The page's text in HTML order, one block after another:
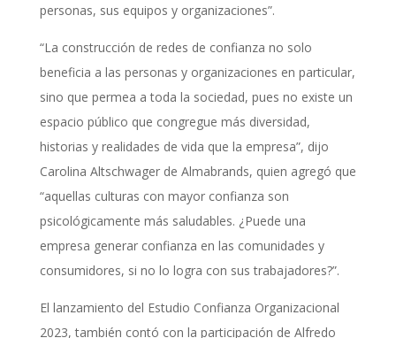
personas, sus equipos y organizaciones”.
“La construcción de redes de confianza no solo
beneficia a las personas y organizaciones en particular,
sino que permea a toda la sociedad, pues no existe un
espacio público que congregue más diversidad,
historias y realidades de vida que la empresa”, dijo
Carolina Altschwager de Almabrands, quien agregó que
“aquellas culturas con mayor confianza son
psicológicamente más saludables. ¿Puede una
empresa generar confianza en las comunidades y
consumidores, si no lo logra con sus trabajadores?”.
El lanzamiento del Estudio Confianza Organizacional
2023, también contó con la participación de Alfredo